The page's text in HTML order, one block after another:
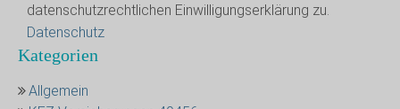
datenschutzrechtlichen Einwilligungserklärung zu.
Datenschutz
Kategorien
Allgemein